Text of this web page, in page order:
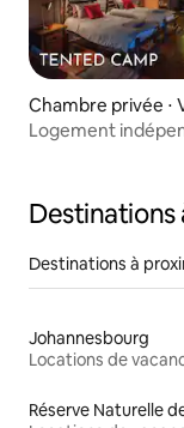
Chambre privée ⋅
Logement
Destinations
Destinations à
Johannesbourg
Locations de